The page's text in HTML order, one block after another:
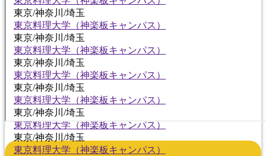
東京/神奈川/埼玉
東京料理大学（神楽板キャンパス）
東京/神奈川/埼玉
東京料理大学（神楽板キャンパス）
東京/神奈川/埼玉
東京料理大学（神楽板キャンパス）
東京/神奈川/埼玉
東京料理大学（神楽板キャンパス）
東京/神奈川/埼玉
東京料理大学（神楽板キャンパス）
東京/神奈川/埼玉
東京料理大学（神楽板キャンパス）